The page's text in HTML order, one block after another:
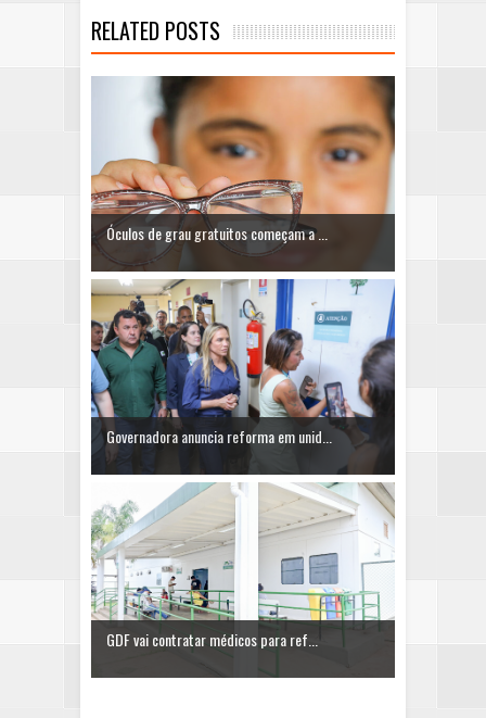
RELATED POSTS
Óculos de grau gratuitos começam a ...
Governadora anuncia reforma em unid...
GDF vai contratar médicos para ref...